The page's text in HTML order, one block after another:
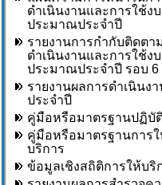
ดำเนินงานและการใช้งบ
ประมาณประจำปี
รายงานการกำกับติดตา
ดำเนินงานและการใช้งบ
ประมาณประจำปี รอบ 6
รายงานผลการดำเนินง
ประจำปี
คู่มือหรือมาตรฐานปฏิบั
คู่มือหรือมาตรฐานการใ
บริการ
ข้อมูลเชิงสถิติการให้บริ